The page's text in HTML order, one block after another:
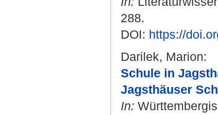
288.
DOI: https://
Darilek, Marion:
Schule in
Jagsthäuser
In: